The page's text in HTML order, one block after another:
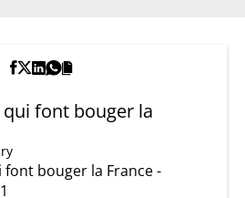
qui font bouger la
font bouger la France -